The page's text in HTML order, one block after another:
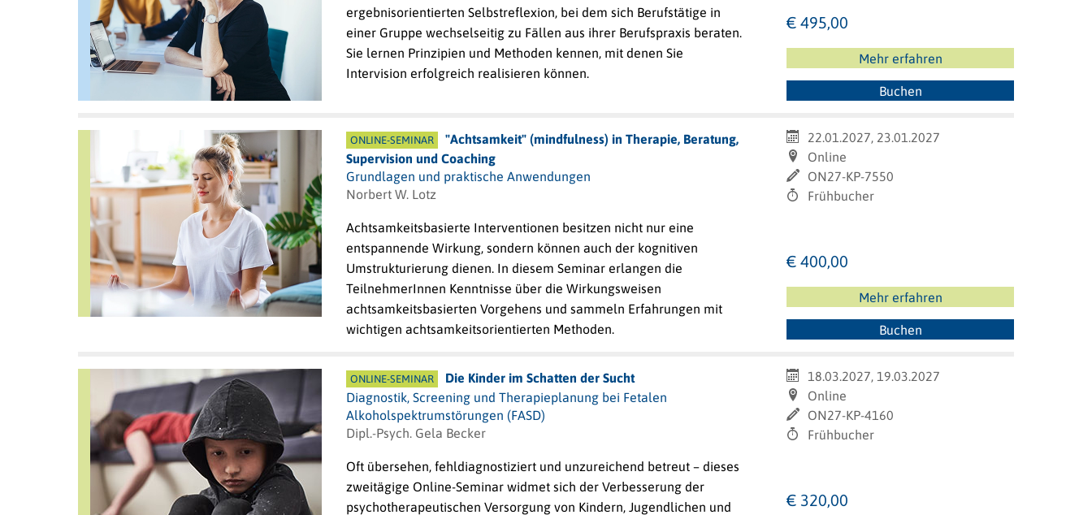
ergebnisorientierten Selbstreflexion, bei dem sich Berufstätige in
einer Gruppe wechselseitig zu Fällen aus ihrer Berufspraxis beraten.
Sie lernen Prinzipien und Methoden kennen, mit denen Sie
Intervision erfolgreich realisieren können.
€ 495,00
Mehr erfahren
Buchen
ONLINE-SEMINAR
"Achtsamkeit" (mindfulness) in Therapie, Beratung,
Supervision und Coaching
Grundlagen und praktische Anwendungen
Norbert W. Lotz
Achtsamkeitsbasierte Interventionen besitzen nicht nur eine
entspannende Wirkung, sondern können auch der kognitiven
Umstrukturierung dienen. In diesem Seminar erlangen die
TeilnehmerInnen Kenntnisse über die Wirkungsweisen
achtsamkeitsbasierten Vorgehens und sammeln Erfahrungen mit
wichtigen achtsamkeitsorientierten Methoden.
22.01.2027, 23.01.2027
Online
ON27-KP-7550
Frühbucher
€ 400,00
Mehr erfahren
Buchen
ONLINE-SEMINAR
Die Kinder im Schatten der Sucht
Diagnostik, Screening und Therapieplanung bei Fetalen
Alkoholspektrumstörungen (FASD)
Dipl.-Psych. Gela Becker
Oft übersehen, fehldiagnostiziert und unzureichend betreut – dieses
zweitägige Online-Seminar widmet sich der Verbesserung der
psychotherapeutischen Versorgung von Kindern, Jugendlichen und
18.03.2027, 19.03.2027
Online
ON27-KP-4160
Frühbucher
€ 320,00